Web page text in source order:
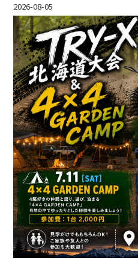
2026-08-05